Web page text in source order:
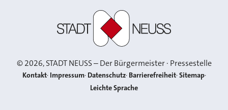
©2026, STADT NEUSS – Der Bürgermeister · Pressestelle
Kontakt Impressum Datenschutz Barrierefreiheit Sitemap
Leichte Sprache